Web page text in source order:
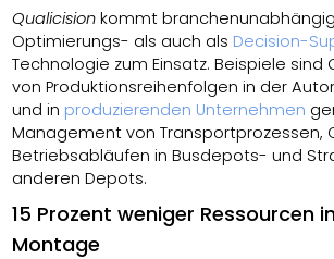
Qualicision kommt
Optimierungs- als auch als Decision-
Technologie zum Einsatz. Beispiele sind
von Produktionsreihenfolgen in der
und in produzierenden Unternehmen
Management von Transportprozessen,
Betriebsabläufen in Busdepots- und
anderen Depots.
15 Prozent weniger Ressourcen
Montage